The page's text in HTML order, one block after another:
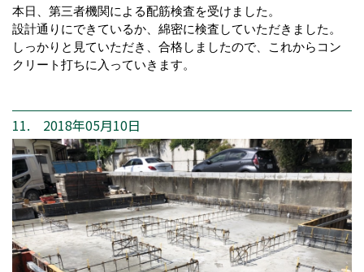
本日、第三者機関による配筋検査を受けました。
設計通りにできているか、綿密に検査していただきました。
しっかりと見ていただき、合格しましたので、これからコン
クリート打ちに入っていきます。
11. 2018年05月10日